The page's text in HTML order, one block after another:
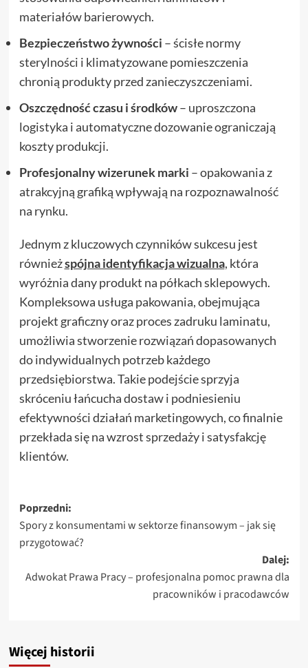
materiałów barierowych.
Bezpieczeństwo żywności – ścisłe normy
sterylności i klimatyzowane pomieszczenia
chronią produkty przed zanieczyszczeniami.
Oszczędność czasu i środków– uproszczona
logistyka i automatyczne dozowanie ograniczają
koszty produkcji.
Profesjonalny wizerunek marki – opakowania z
atrakcyjną grafiką wpływają na rozpoznawalność
na rynku.
Jednym z kluczowych czynników sukcesu jest
równieżspójna identyfikacja wizualna, która
wyróżnia dany produkt na półkach sklepowych.
Kompleksowa usługa pakowania, obejmująca
projekt graficzny oraz proces zadruku laminatu,
umożliwia stworzenie rozwiązań dopasowanych
do indywidualnych potrzeb każdego
przedsiębiorstwa. Takie podejście sprzyja
skróceniu łańcucha dostaw i podniesieniu
efektywności działań marketingowych, co finalnie
przekłada się na wzrost sprzedaży i satysfakcję
klientów.
Zobacz
wpisy
Poprzedni:
Spory z konsumentami w sektorze finansowym – jak się
przygotować?
Dalej:
Adwokat Prawa Pracy – profesjonalna pomoc prawna dla
pracowników i pracodawców
Więcej historii